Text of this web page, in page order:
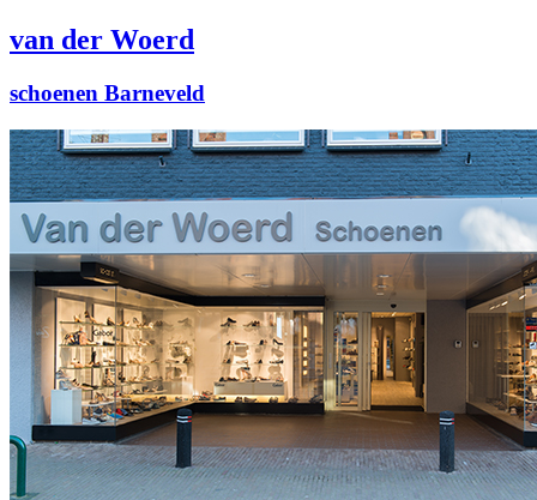
van der Woerd
schoenen Barneveld